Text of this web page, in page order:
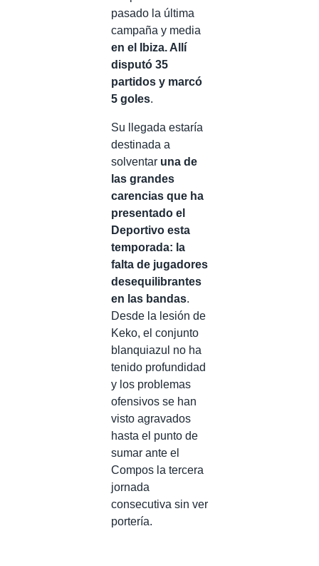
pasado la última
campaña y media
en el Ibiza. Allí
disputó 35
partidos y marcó
5 goles.
Su llegada estaría
destinada a
solventar una de
las grandes
carencias que ha
presentado el
Deportivo esta
temporada: la
falta de jugadores
desequilibrantes
en las bandas.
Desde la lesión de
Keko, el conjunto
blanquiazul no ha
tenido profundidad
y los problemas
ofensivos se han
visto agravados
hasta el punto de
sumar ante el
Compos la tercera
jornada
consecutiva sin ver
portería.